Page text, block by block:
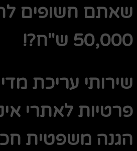
שאתם חשופים
50,000 ש"ח?!
שירותי עריכת
פרטיות לאתרי
הגנה משפטית